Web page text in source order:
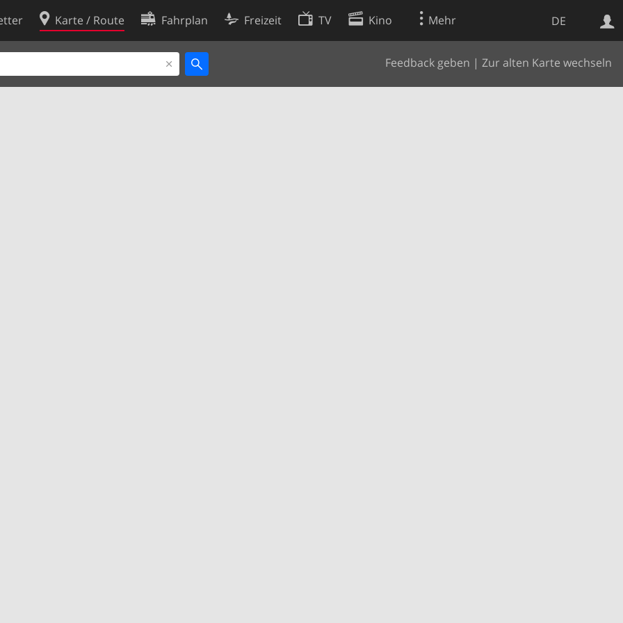
DE
Karte / Route Fahrplan Freizeit TV Kino Mehr
Feedback geben | Zur alten Karte wechseln
Websuche
Cookie-Richtlinie
Cookie-Einstellungen